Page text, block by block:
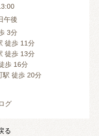
午後
3分
徒歩 11分
徒歩 13分
歩 16分
駅 徒歩 20分
グ
る